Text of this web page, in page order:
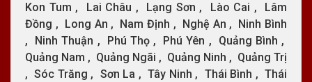
Kon Tum , Lai Châu , Lạng Sơn , Lào Cai , Lâm
Đồng , Long An , Nam Định , Nghệ An , Ninh Bình
, Ninh Thuận , Phú Thọ , Phú Yên , Quảng Bình ,
Quảng Nam , Quảng Ngãi , Quảng Ninh , Quảng Trị
, Sóc Trăng , Sơn La , Tây Ninh , Thái Bình , Thái